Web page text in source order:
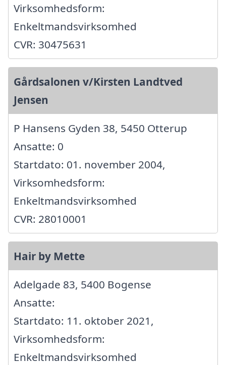
Virksomhedsform:
Enkeltmandsvirksomhed
CVR: 30475631
Gårdsalonen v/Kirsten Landtved
Jensen
P Hansens Gyden 38, 5450 Otterup
Ansatte: 0
Startdato: 01. november 2004,
Virksomhedsform:
Enkeltmandsvirksomhed
CVR: 28010001
Hair by Mette
Adelgade 83, 5400 Bogense
Ansatte:
Startdato: 11. oktober 2021,
Virksomhedsform:
Enkeltmandsvirksomhed